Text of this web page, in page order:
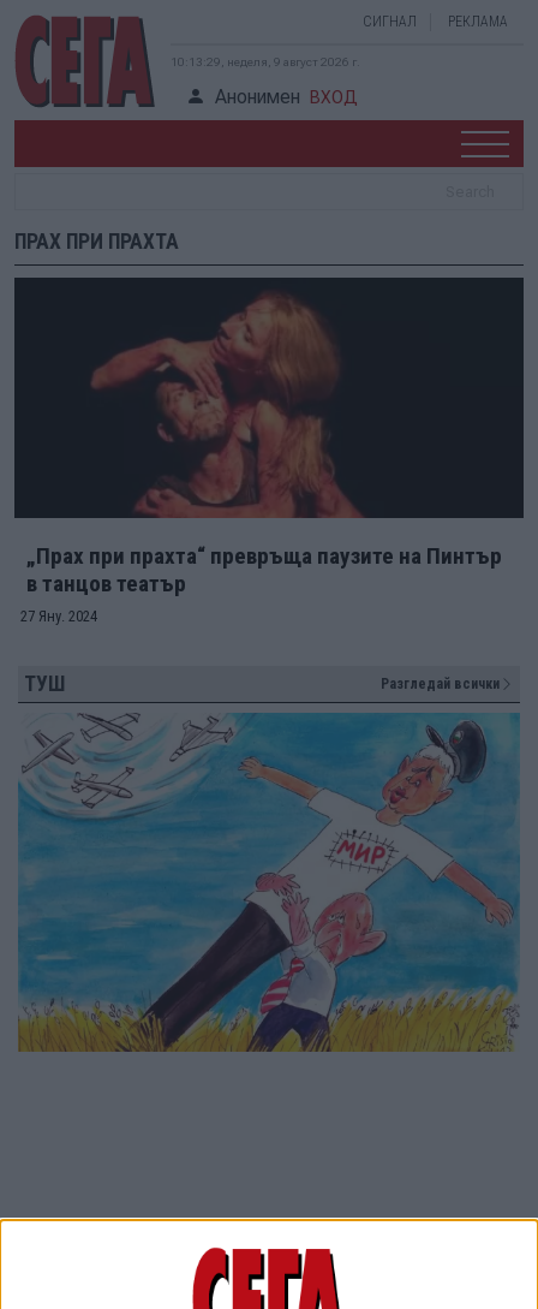
СИГНАЛ РЕКЛАМА
10:13:29, неделя, 9 август 2026 г.
Анонимен ВХОД
ПРАХ ПРИ ПРАХТА
„Прах при прахта“ превръща паузите на Пинтър
в танцов театър
27 Яну. 2024
ТУШ Разгледай всички